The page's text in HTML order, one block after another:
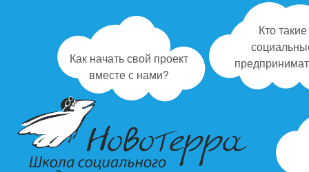
Как начать свой проект
вместе с нами?
Кто такие